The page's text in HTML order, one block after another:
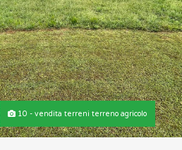
10 - vendita terreni terreno agricolo